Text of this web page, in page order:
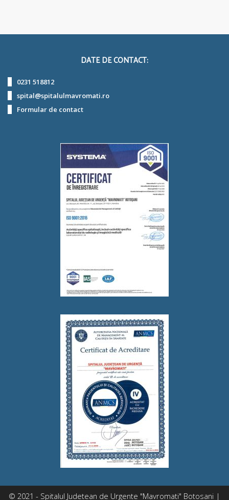
DATE DE CONTACT:
0231 518812
spital@spitalulmavromati.ro
Formular de contact
© 2021 - Spitalul Judetean de Urgente "Mavromati" Botosani |